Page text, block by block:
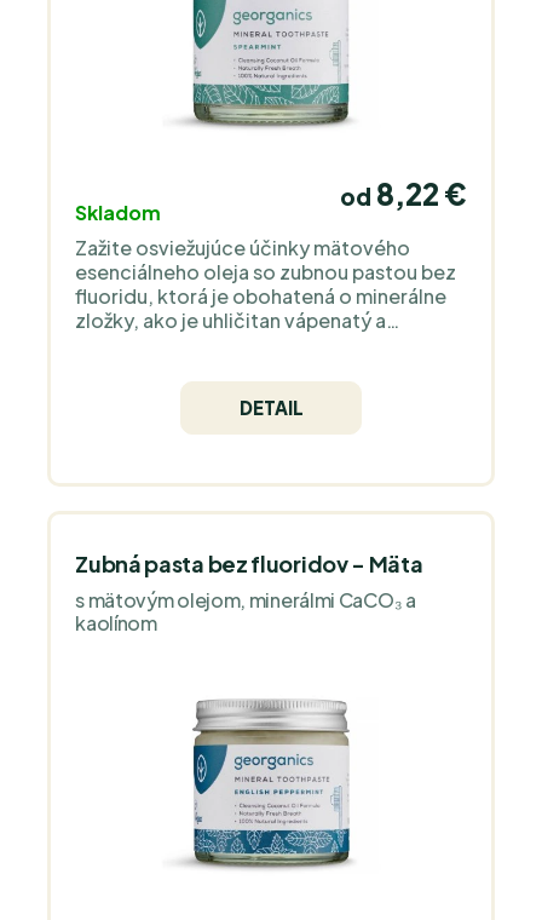
Skladom
od 8,22 €
Zažite osviežujúce účinky mätového
esenciálneho oleja so zubnou pastou bez
fluoridu, ktorá je obohatená o minerálne
zložky, ako je uhličitan vápenatý a
pôsobenia, čím zanecháva ústa svieže a
DETAIL
Zubná pasta bez fluoridov - Mäta
s mätovým olejom, minerálmi CaCO₃ a
kaolínom